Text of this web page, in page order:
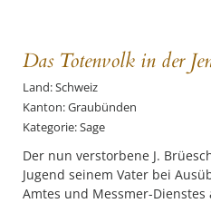
Das Totenvolk in der
Land: Schweiz
Kanton: Graubünden
Kategorie: Sage
Der nun verstorbene J.
Jugend seinem Vater bei
Amtes und Messmer-